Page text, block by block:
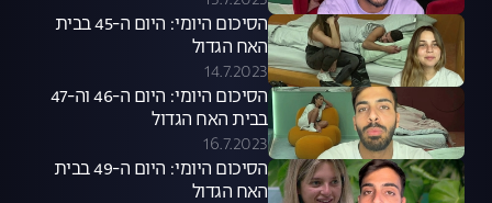
הסיכום היומי: היום ה-45 בבית
האח הגדול
14.7.2023
הסיכום היומי: היום ה-46 וה-47
בבית האח הגדול
16.7.2023
הסיכום היומי: היום ה-49 בבית
האח הגדול